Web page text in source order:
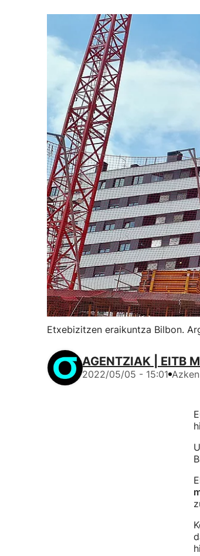
Etxebizitzen eraikuntza Bilbon.
AGENTZIAK | EITB
2022/05/05 - 15:01